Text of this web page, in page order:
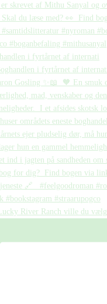
i fyrtårnet af internati
River Ranch ville du vælg